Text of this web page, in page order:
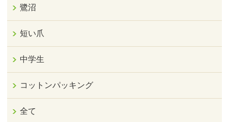
鷺沼
短い爪
中学生
コットンパッキング
全て